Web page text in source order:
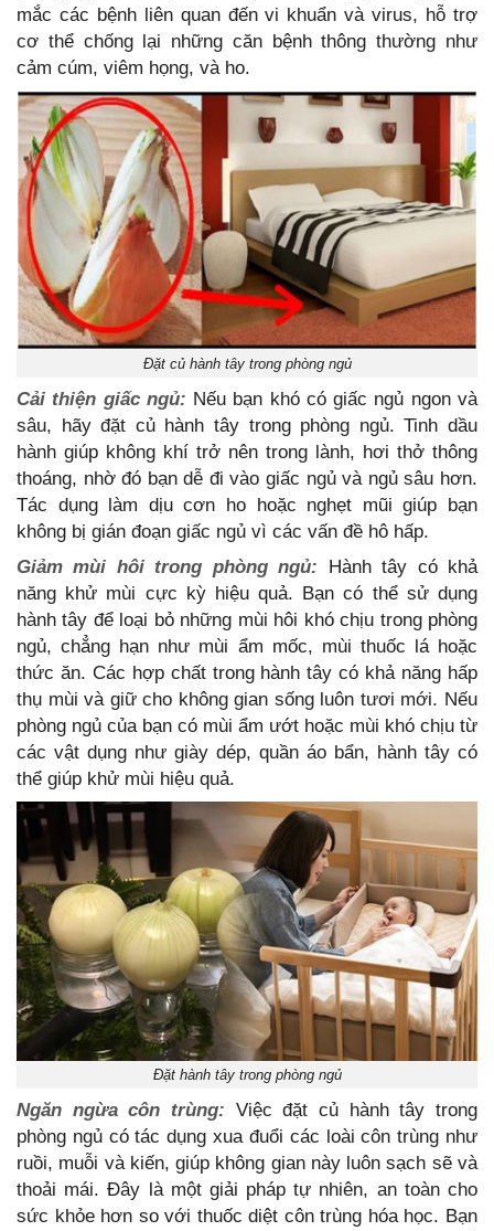
mắc các bệnh liên quan đến vi khuẩn và virus, hỗ trợ
cơ thể chống lại những căn bệnh thông thường như
cảm cúm, viêm họng, và ho.
Đặt củ hành tây trong phòng ngủ
Cải thiện giấc ngủ: Nếu bạn khó có giấc ngủ ngon và
sâu, hãy đặt củ hành tây trong phòng ngủ. Tinh dầu
hành giúp không khí trở nên trong lành, hơi thở thông
thoáng, nhờ đó bạn dễ đi vào giấc ngủ và ngủ sâu hơn.
Tác dụng làm dịu cơn ho hoặc nghẹt mũi giúp bạn
không bị gián đoạn giấc ngủ vì các vấn đề hô hấp.
Giảm mùi hôi trong phòng ngủ: Hành tây có khả
năng khử mùi cực kỳ hiệu quả. Bạn có thể sử dụng
hành tây để loại bỏ những mùi hôi khó chịu trong phòng
ngủ, chẳng hạn như mùi ẩm mốc, mùi thuốc lá hoặc
thức ăn. Các hợp chất trong hành tây có khả năng hấp
thụ mùi và giữ cho không gian sống luôn tươi mới. Nếu
phòng ngủ của bạn có mùi ẩm ướt hoặc mùi khó chịu từ
các vật dụng như giày dép, quần áo bẩn, hành tây có
thể giúp khử mùi hiệu quả.
Đặt hành tây trong phòng ngủ
Ngăn ngừa côn trùng: Việc đặt củ hành tây trong
phòng ngủ có tác dụng xua đuổi các loài côn trùng như
ruồi, muỗi và kiến, giúp không gian này luôn sạch sẽ và
thoải mái. Đây là một giải pháp tự nhiên, an toàn cho
sức khỏe hơn so với thuốc diệt côn trùng hóa học. Bạn